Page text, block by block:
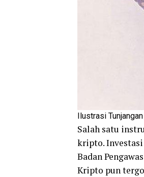
Ilustrasi
Salah satu
kripto. Investasi
Badan
Kripto pun